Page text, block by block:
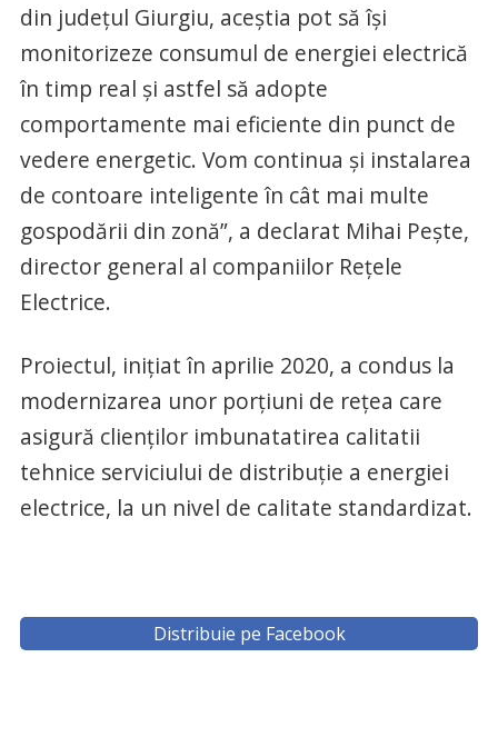
din județul Giurgiu, aceștia pot să își
monitorizeze consumul de energiei electrică
în timp real și astfel să adopte
comportamente mai eficiente din punct de
vedere energetic. Vom continua și instalarea
de contoare inteligente în cât mai multe
gospodării din zonă”, a declarat Mihai Pește,
director general al companiilor Rețele
Electrice.
Proiectul, inițiat în aprilie 2020, a condus la
modernizarea unor porțiuni de rețea care
asigură clienților imbunatatirea calitatii
tehnice serviciului de distribuție a energiei
electrice, la un nivel de calitate standardizat.
Distribuie pe Facebook